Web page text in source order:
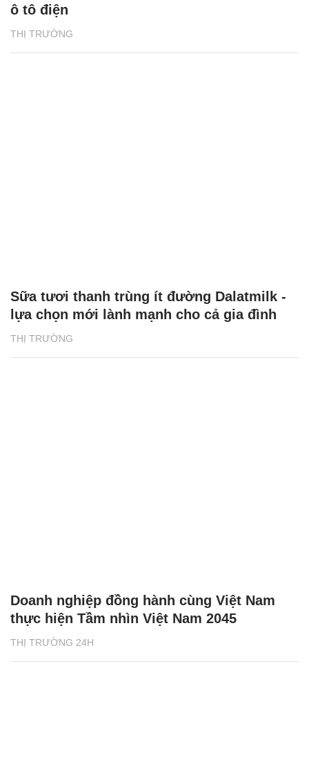
THỊ TRƯỜNG
ô tô điện
THỊ TRƯỜNG
Sữa tươi thanh trùng ít đường Dalatmilk -
lựa chọn mới lành mạnh cho cả gia đình
THỊ TRƯỜNG 24H
Doanh nghiệp đồng hành cùng Việt Nam
thực hiện Tầm nhìn Việt Nam 2045